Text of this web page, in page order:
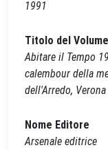
1991
Titolo del Volume
Abitare il Tempo
calembour della
dell'Arredo, Verona
Nome Editore
Arsenale editrice